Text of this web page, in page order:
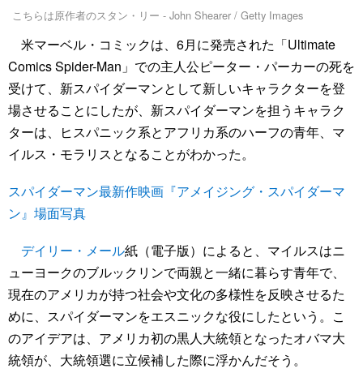
こちらは原作者のスタン・リー - John Shearer / Getty Images
米マーベル・コミックは、6月に発売された「Ultimate
Comics Spider-Man」での主人公ピーター・パーカーの死を
受けて、新スパイダーマンとして新しいキャラクターを登
場させることにしたが、新スパイダーマンを担うキャラク
ターは、ヒスパニック系とアフリカ系のハーフの青年、マ
イルス・モラリスとなることがわかった。
スパイダーマン最新作映画『アメイジング・スパイダーマ
ン』場面写真
デイリー・メール紙（電子版）によると、マイルスはニ
ューヨークのブルックリンで両親と一緒に暮らす青年で、
現在のアメリカが持つ社会や文化の多様性を反映させるた
めに、スパイダーマンをエスニックな役にしたという。こ
のアイデアは、アメリカ初の黒人大統領となったオバマ大
統領が、大統領選に立候補した際に浮かんだそう。